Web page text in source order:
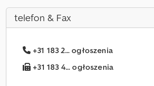
telefon & Fax
+31 183 2... ogłoszenia
+31 183 4... ogłoszenia